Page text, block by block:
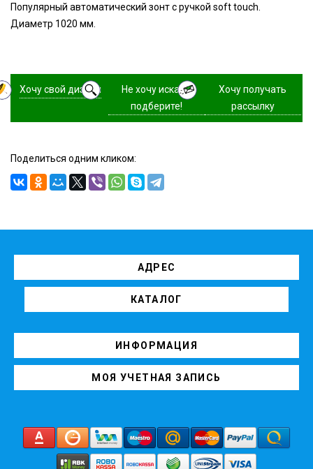
Популярный автоматический зонт с ручкой soft touch.
Диаметр 1020 мм.
Хочу свой дизайн
Не хочу искать,
подберите!
Хочу получать
рассылку
Поделиться одним кликом:
АДРЕС
КАТАЛОГ
ИНФОРМАЦИЯ
МОЯ УЧЕТНАЯ ЗАПИСЬ